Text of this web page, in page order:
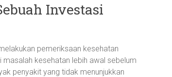
Investasi
pemeriksaan kesehatan
kesehatan lebih awal sebelum
penyakit yang tidak menunjukkan